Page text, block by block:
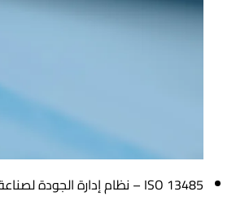
ISO 13485 – نظام إدارة الجودة لصناعة الأجهزة الطبية: